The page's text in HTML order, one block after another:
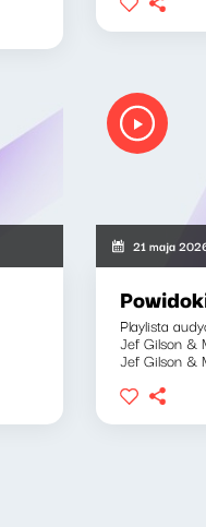
21 maja
Playlista
Jef Gilson &
Jef Gilson &